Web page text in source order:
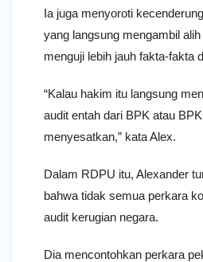
Ia juga menyoroti
yang langsung mengambil
menguji lebih jauh fakta-fakta
“Kalau hakim itu langsung
audit entah dari BPK atau
menyesatkan,” kata Alex.
Dalam RDPU itu, Alexander
bahwa tidak semua perkara
audit kerugian negara.
Dia mencontohkan perkara